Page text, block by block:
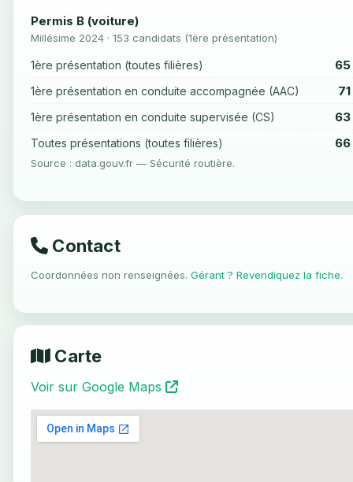
Permis B (voiture)
Millésime 2024 · 153 candidats (1ère présentation)
1ère présentation (toutes filières) 65
1ère présentation en conduite accompagnée (AAC)
1ère présentation en conduite supervisée (CS) 63
Toutes présentations (toutes filières) 66
Source : data.gouv.fr — Sécurité routière.
Contact
Coordonnées non renseignées. Gérant ? Revendiquez la fiche.
Carte
Voir sur Google Maps